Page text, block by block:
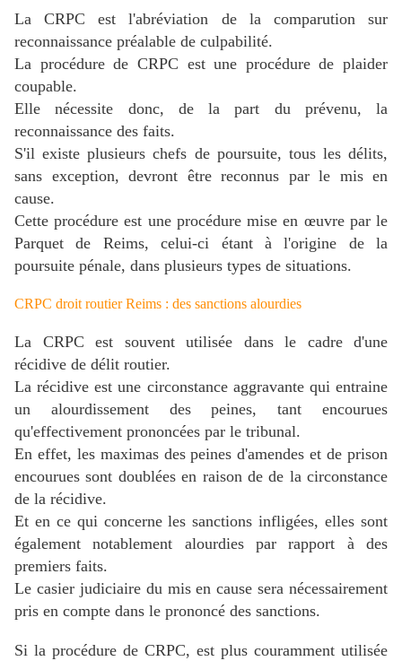
La CRPC est l'abréviation de la comparution sur
reconnaissance préalable de culpabilité.
La procédure de CRPC est une procédure de plaider
coupable.
Elle nécessite donc, de la part du prévenu, la
reconnaissance des faits.
S'il existe plusieurs chefs de poursuite, tous les délits,
sans exception, devront être reconnus par le mis en
cause.
Cette procédure est une procédure mise en œuvre par le
Parquet de Reims, celui-ci étant à l'origine de la
poursuite pénale, dans plusieurs types de situations.
CRPC droit routier Reims : des sanctions alourdies
La CRPC est souvent utilisée dans le cadre d'une
récidive de délit routier.
La récidive est une circonstance aggravante qui entraine
un alourdissement des peines, tant encourues
qu'effectivement prononcées par le tribunal.
En effet, les maximas des peines d'amendes et de prison
encourues sont doublées en raison de de la circonstance
de la récidive.
Et en ce qui concerne les sanctions infligées, elles sont
également notablement alourdies par rapport à des
premiers faits.
Le casier judiciaire du mis en cause sera nécessairement
pris en compte dans le prononcé des sanctions.
Si la procédure de CRPC, est plus couramment utilisée